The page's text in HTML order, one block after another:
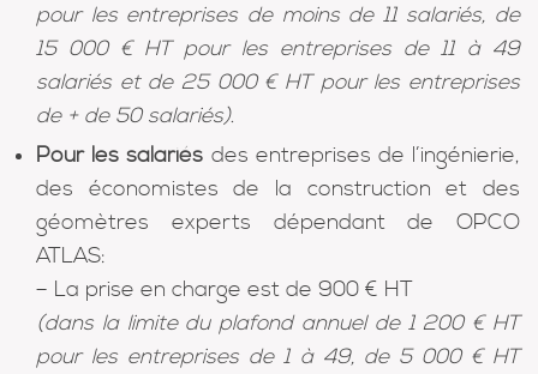
pour les entreprises de moins de 11 salariés, de
15 000 € HT pour les entreprises de 11 à 49
salariés et de 25 000 € HT pour les entreprises
de + de 50 salariés).
Pour les salariés des entreprises de l’ingénierie,
des économistes de la construction et des
géomètres experts dépendant de OPCO
ATLAS:
– La prise en charge est de 900 € HT
(dans la limite du plafond annuel de 1 200 € HT
pour les entreprises de 1 à 49, de 5 000 € HT